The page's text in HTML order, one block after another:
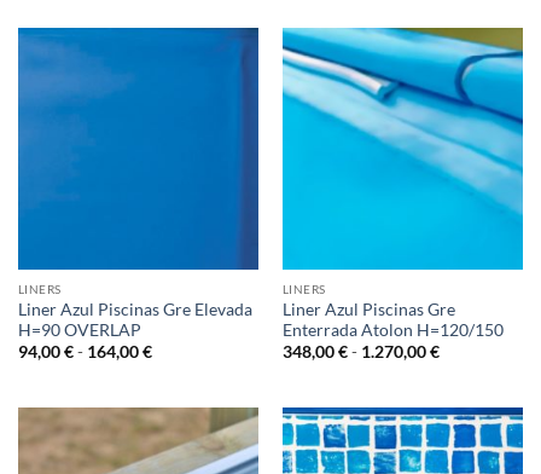
306,00 €
LINERS
Liner Azul Piscinas Gre Elevada
H=90 OVERLAP
94,00€ - 164,00€Rango
94,00 €
hasta
164,00 €
LINERS
Liner Azul Piscinas Gre
Enterrada Atolon H=120/150
348,00€ - 1.270,00€Rango
348,00 €
hasta
1.270,00 €